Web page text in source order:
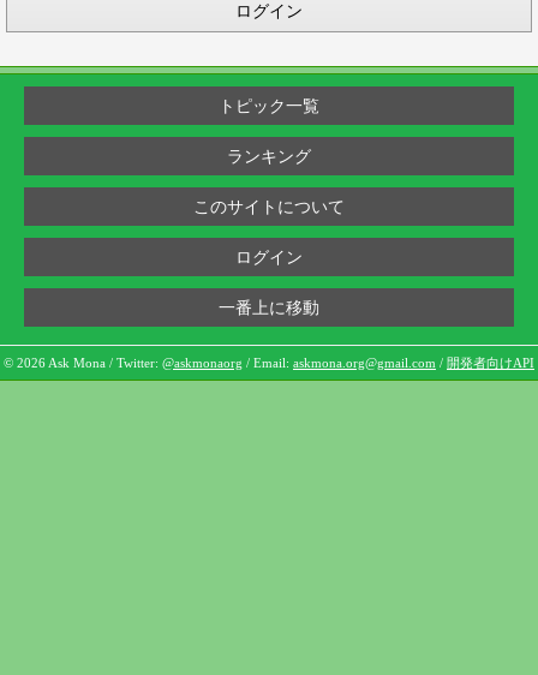
ログイン
トピック一覧
ランキング
このサイトについて
ログイン
一番上に移動
© 2026 Ask Mona / Twitter: @askmonaorg / Email: askmona.org@gmail.com / 開発者向けAPI